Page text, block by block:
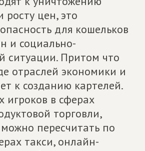
росту цен, это
для кошельков
и социально-
ситуации. Притом что
отраслей экономики и
к созданию картелей.
игроков в сферах
торговли,
можно пересчитать по
такси, онлайн-